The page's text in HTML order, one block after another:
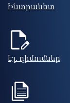
Ինտրանետ
Էլ. դիմումներ